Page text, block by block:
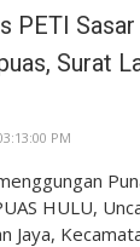
PETI
Surat
PM
HULU,
Jaya,